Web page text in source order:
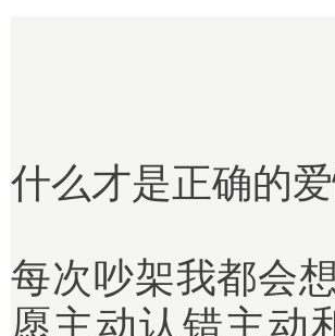
什么才是正确的
每次吵架我都会
愿主动认错主动